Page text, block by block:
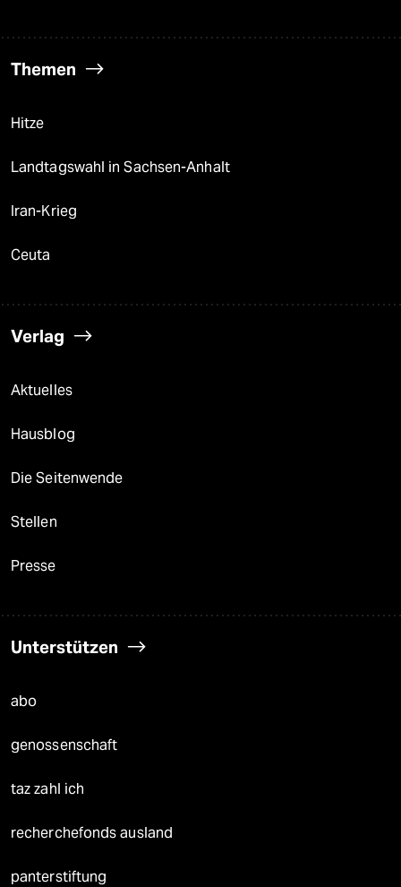
Themen
Hitze
Landtagswahl in Sachsen-Anhalt
Iran-Krieg
Ceuta
Verlag
Aktuelles
Hausblog
Die Seitenwende
Stellen
Presse
Unterstützen
abo
genossenschaft
taz zahl ich
recherchefonds ausland
panterstiftung